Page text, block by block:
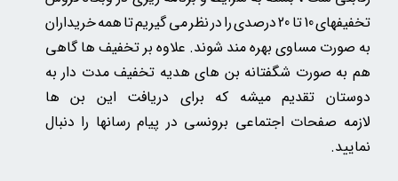
تخفیفهای 10 تا 20 درصدی را در نظر می گیریم تا همه خریداران
به صورت مساوی بهره مند شوند. علاوه بر تخفیف ها گاهی
هم به صورت شگفتانه بن های هدیه تخفیف مدت دار به
دوستان تقدیم میشه که برای دریافت این بن ها
لازمه صفحات اجتماعی برونسی در پیام رسانها را دنبال
نمایید.